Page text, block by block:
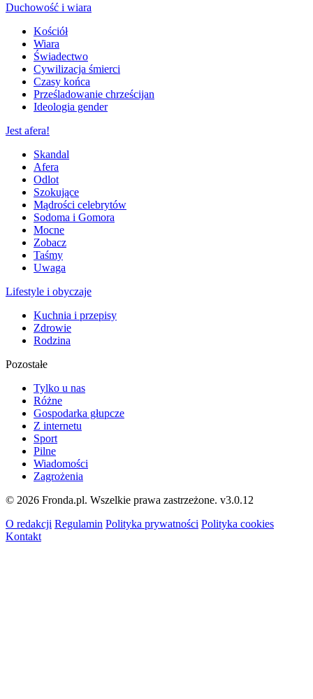
Duchowość i wiara
Kościół
Wiara
Świadectwo
Cywilizacja śmierci
Czasy końca
Prześladowanie chrześcijan
Ideologia gender
Jest afera!
Skandal
Afera
Odlot
Szokujące
Mądrości celebrytów
Sodoma i Gomora
Mocne
Zobacz
Taśmy
Uwaga
Lifestyle i obyczaje
Kuchnia i przepisy
Zdrowie
Rodzina
Pozostałe
Tylko u nas
Różne
Gospodarka głupcze
Z internetu
Sport
Pilne
Wiadomości
Zagrożenia
© 2026 Fronda.pl. Wszelkie prawa zastrzeżone. v3.0.12
O redakcji Regulamin Polityka prywatności Polityka cookies
Kontakt